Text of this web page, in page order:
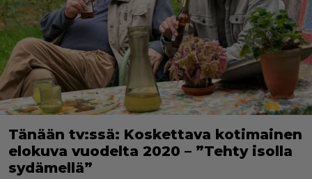
Tänään tv:ssä: Koskettava kotimainen
elokuva vuodelta 2020 – ”Tehty isolla
sydämellä”